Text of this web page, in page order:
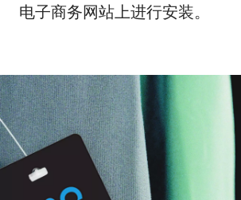
电子商务网站上进行安装。